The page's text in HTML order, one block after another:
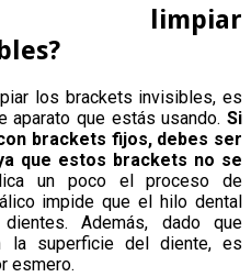
limpiar
los brackets invisibles, es
aparato que estás usando. Si
brackets fijos, debes ser
que estos brackets no se
un poco el proceso de
impide que el hilo dental
Además, dado que
la superficie del diente, es
esmero.